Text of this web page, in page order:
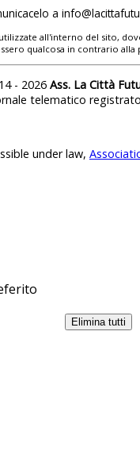
a
all'interno del sito,
qualcosa in contrario
- 2026 Ass. La Città
telematico
under law,